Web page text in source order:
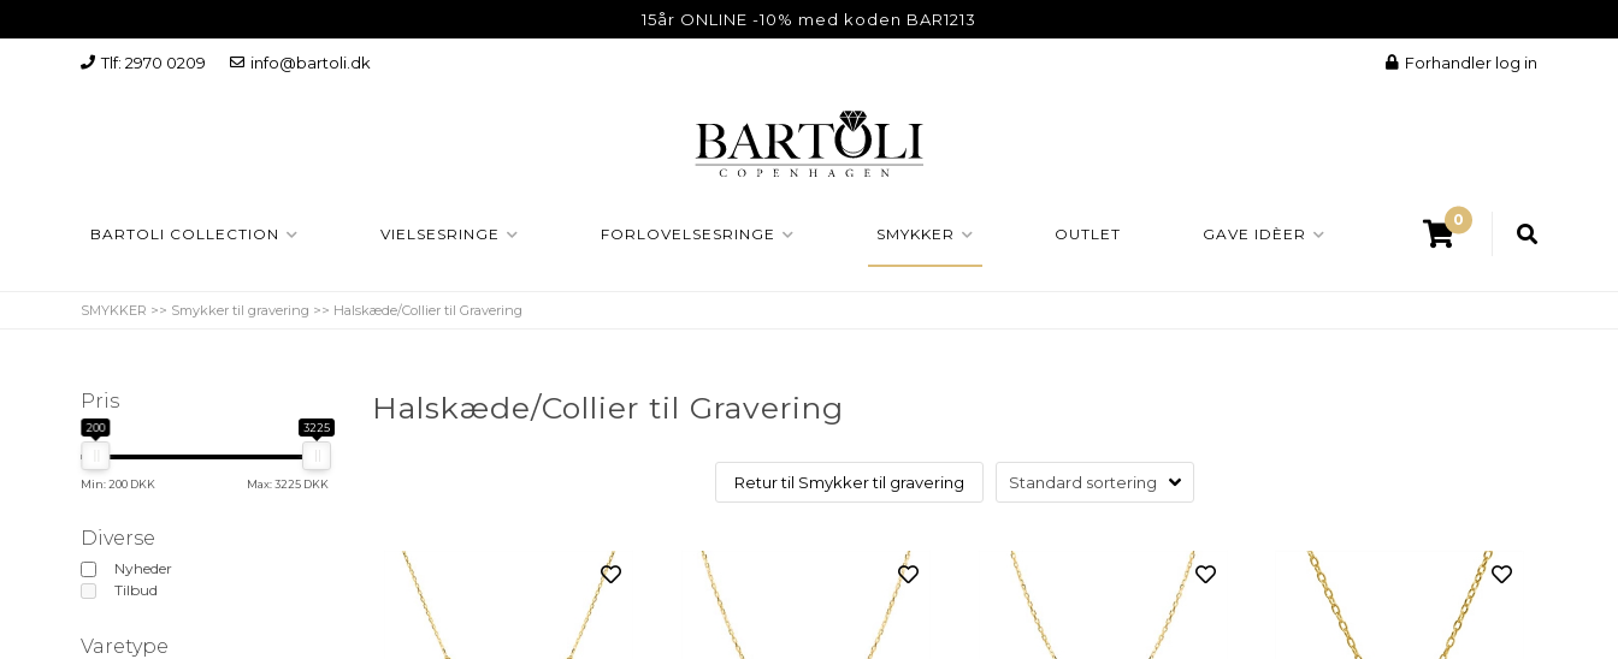
15år ONLINE -10% med koden BAR1213
Tlf: 2970 0209 info@bartoli.dk Forhandler log in
BARTOLI COLLECTION VIELSESRINGE FORLOVELSESRINGE SMYKKER OUTLET GAVE IDÈER
0
SMYKKER >> Smykker til gravering >> Halskæde/Collier til Gravering
Pris
200 3225
Min: 200 DKK Max: 3225 DKK
Diverse
Nyheder
Tilbud
Varetype
Halskæde/Collier til Gravering
Retur til Smykker til gravering